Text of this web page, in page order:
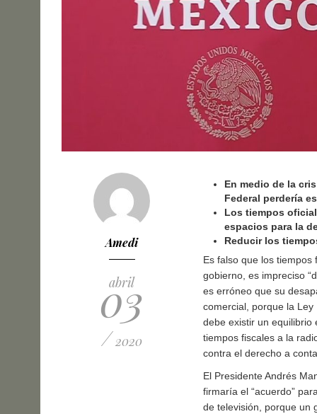
Amedi
abril
03
/ 2020
En medio de la
Federal perdería
Los tiempos
espacios para la
Reducir los
Es falso que los
gobierno, es impreciso
es erróneo que su
comercial, porque la
debe existir un equilibrio
tiempos fiscales a la
contra el derecho a
El Presidente Andrés
firmaría el “acuerdo”
de televisión, porque un